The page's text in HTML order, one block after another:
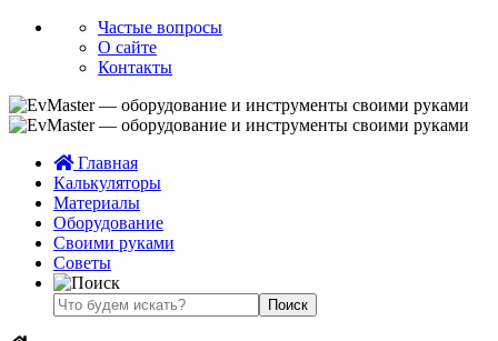
Частые вопросы
О сайте
Контакты
Главная
Калькуляторы
Материалы
Оборудование
Своими руками
Советы